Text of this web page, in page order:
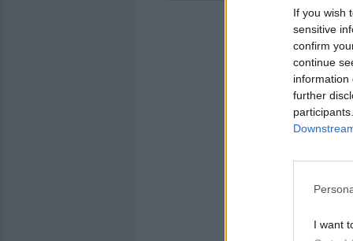
If you wish
sensitive
confirm
continue
information
further
I want